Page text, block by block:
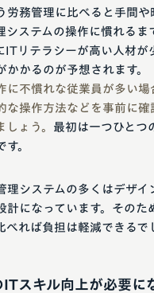
労務管理に比べると手間
システムの操作に慣れるま
ITリテラシーが高い人材が
かかるのが予想されます。
に不慣れな従業員が多い場
な操作方法などを事前に確
しょう。 最初は一つひとつ
。
理システムの多くはデザイ
計になっています。そのた
べれば負担は軽減できるで
ITスキル向上が必要に